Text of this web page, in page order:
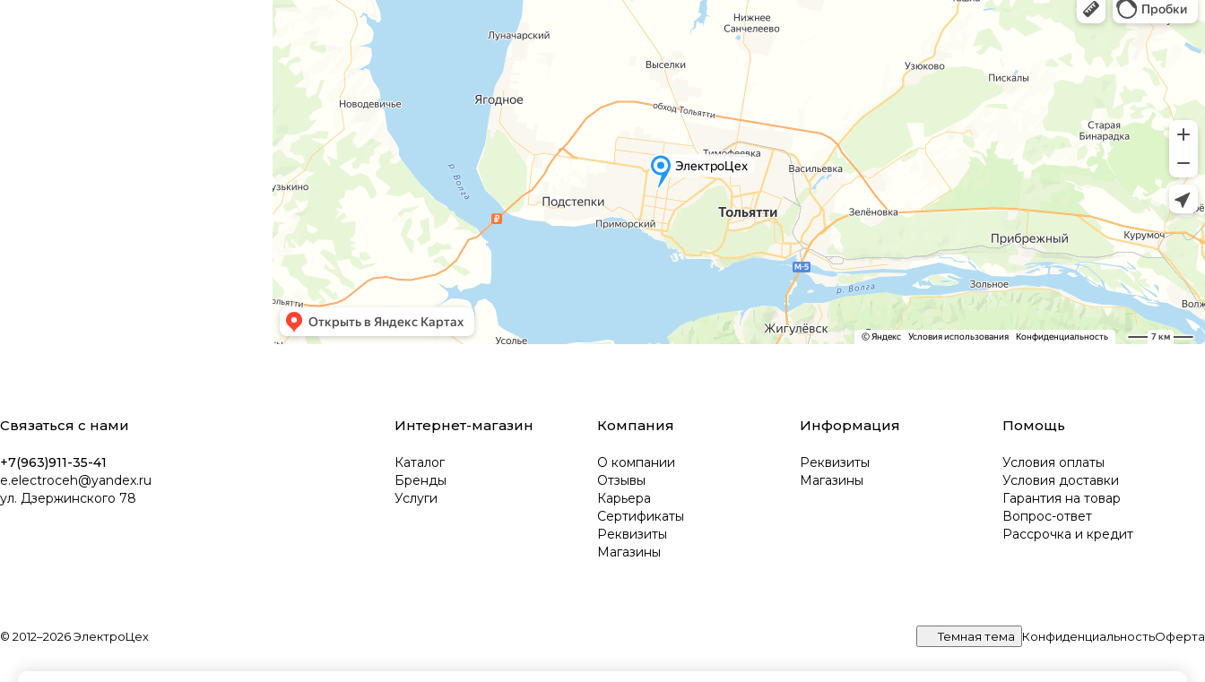
Связаться с нами
+7(963)911-35-41
e.electroceh@yandex.ru
ул. Дзержинского 78
Интернет-магазин
Каталог
Бренды
Услуги
Компания
О компании
Отзывы
Карьера
Сертификаты
Реквизиты
Магазины
Информация
Реквизиты
Магазины
Помощь
Условия оплаты
Условия доставки
Гарантия на товар
Вопрос-ответ
Рассрочка и кредит
© 2012–2026 ЭлектроЦех Темная тема КонфиденциальностьОферта